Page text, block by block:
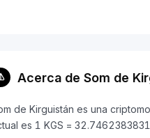
Acerca de Som de
de Kirguistán es una
es 1 KGS =